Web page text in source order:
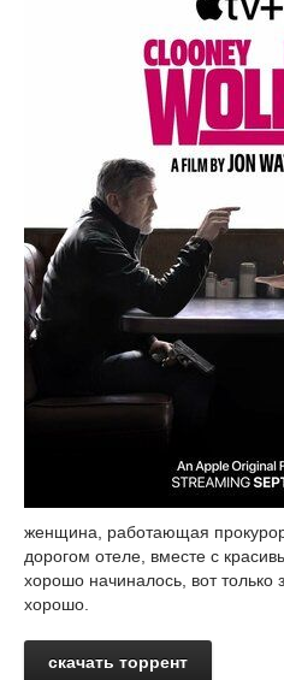
женщина, работающая
дорогом отеле, вместе с
хорошо начиналось, вот только
хорошо.
скачать торрент